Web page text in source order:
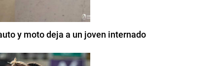
y moto deja a un joven internado